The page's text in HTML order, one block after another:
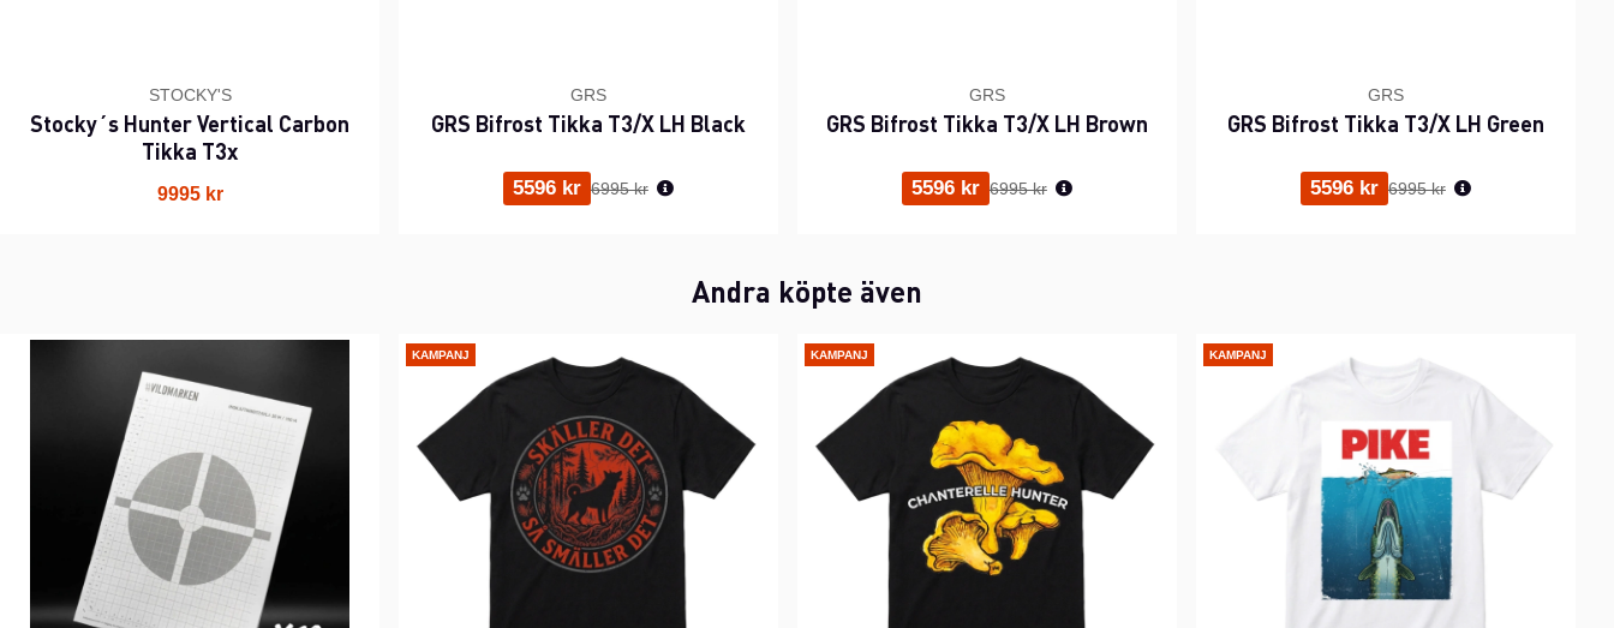
STOCKY'S
Stocky´s Hunter Vertical Carbon
Tikka T3x
9995 kr
GRS
GRS Bifrost Tikka T3/X LH Black
5596 kr Ordinarie pris:
6995 kr
GRS
GRS Bifrost Tikka T3/X LH Brown
5596 kr Ordinarie pris:
6995 kr
GRS
GRS Bifrost Tikka T3/X LH Green
5596 kr Ordinarie pris:
6995 kr
Andra köpte även
KAMPANJ KAMPANJ KAMPANJ